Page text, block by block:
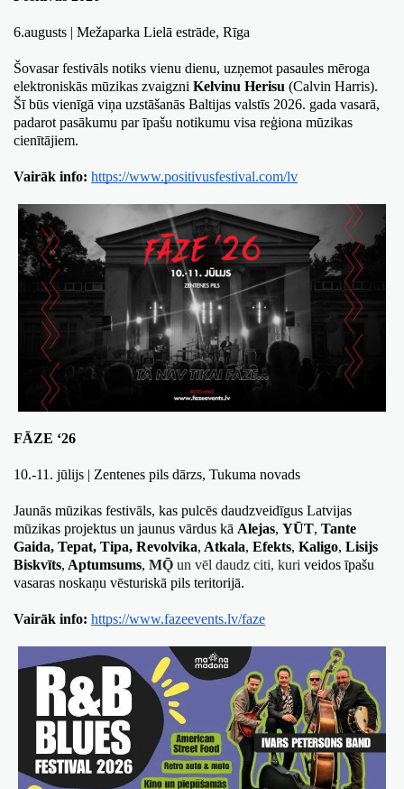
6.augusts | Mežaparka Lielā estrāde, Rīga
Šovasar festivāls notiks vienu dienu, uzņemot pasaules mēroga
elektroniskās mūzikas zvaigzni Kelvinu Herisu (Calvin Harris).
Šī būs vienīgā viņa uzstāšanās Baltijas valstīs 2026. gada vasarā,
padarot pasākumu par īpašu notikumu visa reģiona mūzikas
cienītājiem.
Vairāk info: https://www.positivusfestival.com/lv
FĀZE ‘26
10.-11. jūlijs | Zentenes pils dārzs, Tukuma novads
Jaunās mūzikas festivāls, kas pulcēs daudzveidīgus Latvijas
mūzikas projektus un jaunus vārdus kā Alejas, YŪT, Tante
Gaida, Tepat, Tipa, Revolvika, Atkala, Efekts, Kaligo, Lisijs
Biskvīts, Aptumsums, MǬ un vēl daudz citi, kuri veidos īpašu
vasaras noskaņu vēsturiskā pils teritorijā.
Vairāk info: https://www.fazeevents.lv/faze